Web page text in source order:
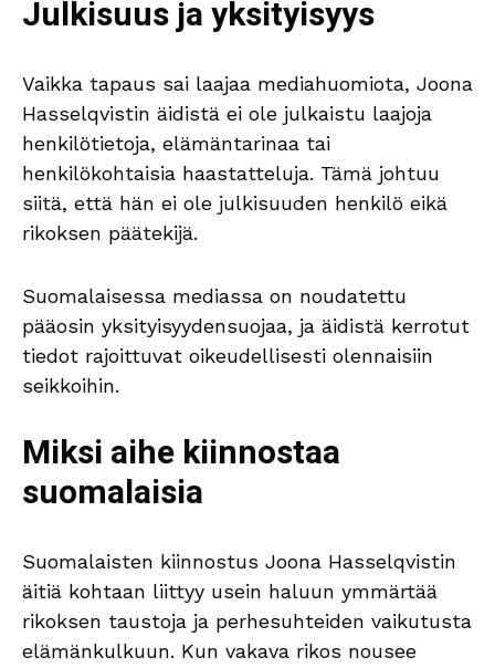
Julkisuus ja yksityisyys
Vaikka tapaus sai laajaa mediahuomiota, Joona
Hasselqvistin äidistä ei ole julkaistu laajoja
henkilötietoja, elämäntarinaa tai
henkilökohtaisia haastatteluja. Tämä johtuu
siitä, että hän ei ole julkisuuden henkilö eikä
rikoksen päätekijä.
Suomalaisessa mediassa on noudatettu
pääosin yksityisyydensuojaa, ja äidistä kerrotut
tiedot rajoittuvat oikeudellisesti olennaisiin
seikkoihin.
Miksi aihe kiinnostaa
suomalaisia
Suomalaisten kiinnostus Joona Hasselqvistin
äitiä kohtaan liittyy usein haluun ymmärtää
rikoksen taustoja ja perhesuhteiden vaikutusta
elämänkulkuun. Kun vakava rikos nousee